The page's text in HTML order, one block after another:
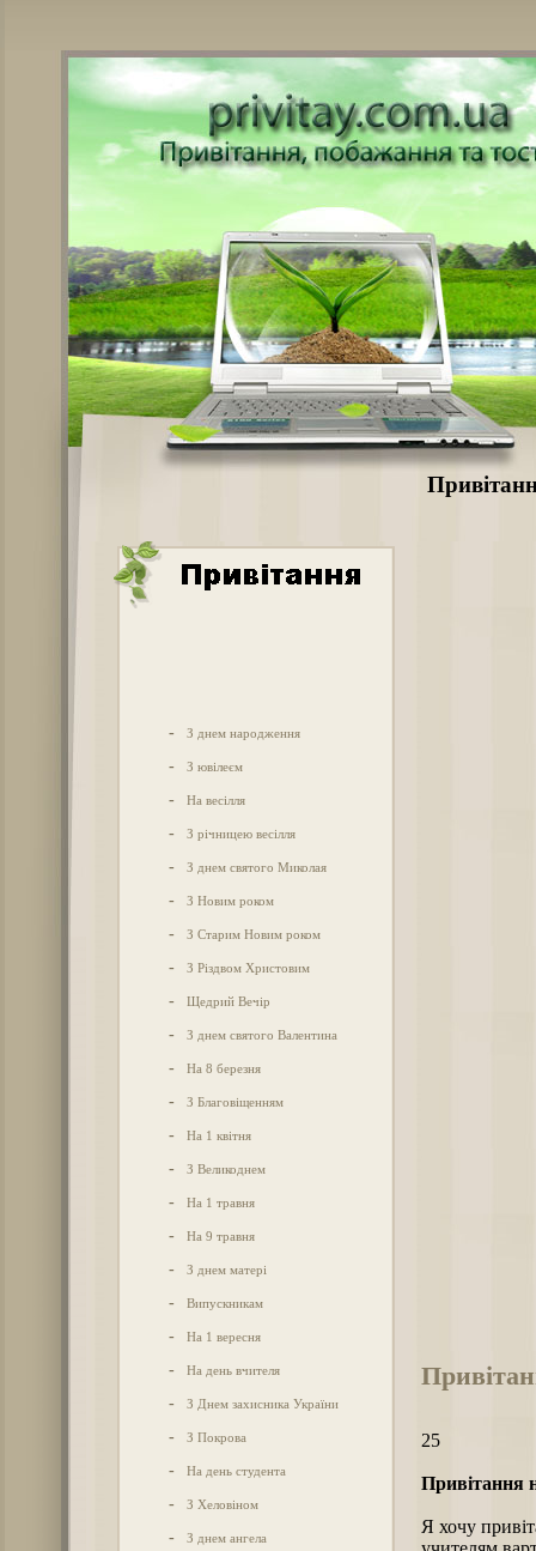
- З днем народження
- З ювілеєм
- На весілля
- З річницею весілля
- З днем святого Миколая
- З Новим роком
- З Старим Новим роком
- З Різдвом Христовим
- Щедрий Вечір
- З днем святого Валентина
- На 8 березня
- З Благовіщенням
- На 1 квітня
- З Великоднем
- На 1 травня
- На 9 травня
- З днем матері
- Випускникам
- На 1 вересня
- На день вчителя
- З Днем захисника України
- З Покрова
- На день студента
- З Хеловіном
- З днем ангела
25
Привітання
Я хочу